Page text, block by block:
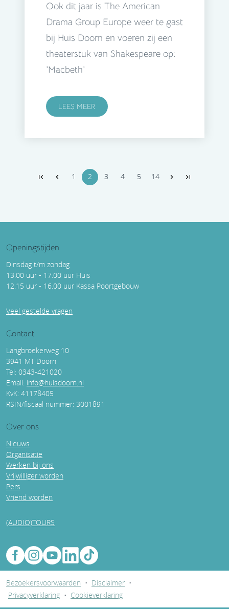
Ook dit jaar is The American
Drama Group Europe weer te gast
bij Huis Doorn en voeren zij een
theaterstuk van Shakespeare op:
'Macbeth'
LEES MEER
1 2 3 4 5 14
Openingstijden
Dinsdag t/m zondag
13.00 uur - 17.00 uur Huis
12.15 uur - 16.00 uur Kassa Poortgebouw
Veel gestelde vragen
Contact
Langbroekerweg 10
3941 MT Doorn
Tel: 0343-421020
Email: info@huisdoorn.nl
KvK: 41178405
RSIN/fiscaal nummer: 3001891
Over ons
Nieuws
Organisatie
Werken bij ons
Vrijwilliger worden
Pers
Vriend worden
(AUDIO)TOURS
Bezoekersvoorwaarden • Disclaimer •
Privacyverklaring • Cookieverklaring